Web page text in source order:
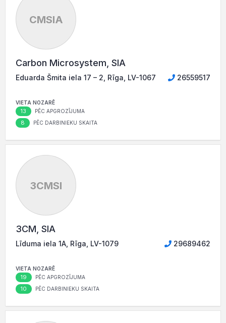
CMSIA
Carbon Microsystem, SIA
Eduarda Šmita iela 17 – 2, Rīga, LV-1067 26559517
VIETA NOZARĒ
13 PĒC APGROZĪJUMA
8 PĒC DARBINIEKU SKAITA
3CMSI
3CM, SIA
Līduma iela 1A, Rīga, LV-1079 29689462
VIETA NOZARĒ
19 PĒC APGROZĪJUMA
10 PĒC DARBINIEKU SKAITA